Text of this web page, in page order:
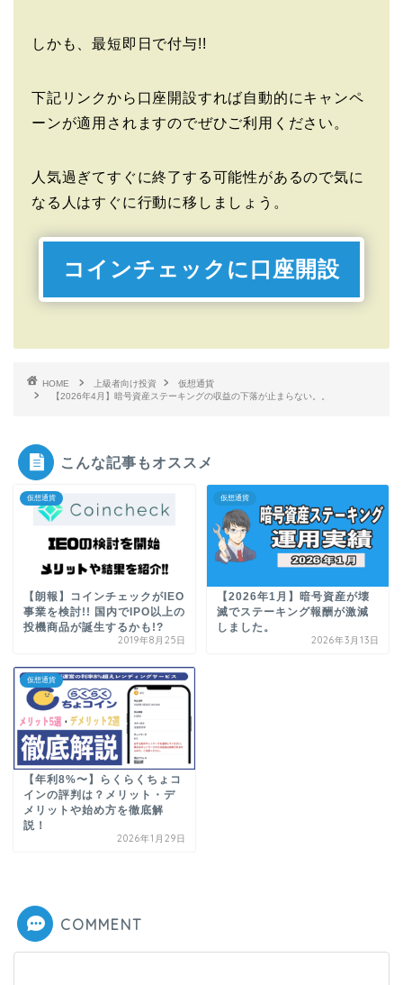
しかも、最短即日で付与!!
下記リンクから口座開設すれば自動的にキャンペ
ーンが適用されますのでぜひご利用ください。
人気過ぎてすぐに終了する可能性があるので気に
なる人はすぐに行動に移しましょう。
コインチェックに口座開設
HOME 上級者向け投資
仮想通貨
【2026年4月】暗号資産ステーキングの収益の下落が止まらない。。
こんな記事もオススメ
仮想通貨
【朗報】コインチェックがIEO
事業を検討!! 国内でIPO以上の
投機商品が誕生するかも!?
2019年8月25日
仮想通貨
【2026年1月】暗号資産が壊
滅でステーキング報酬が激減
しました。
2026年3月13日
仮想通貨
【年利8%〜】らくらくちょコ
インの評判は？メリット・デ
メリットや始め方を徹底解
説！
2026年1月29日
COMMENT